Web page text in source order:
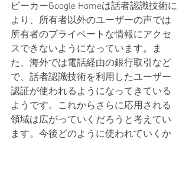
ピーカーGoogle Homeは話者認識技術に
より、所有者以外のユーザーの声では
所有者のプライベートな情報にアクセ
スできないようになっています。ま
た、海外では電話経由の銀行取引など
で、話者認識技術を利用したユーザー
認証が使われるようになってきている
ようです。これからさらに応用される
領域は広がっていくだろうと考えてい
ます。今後どのように使われていくか